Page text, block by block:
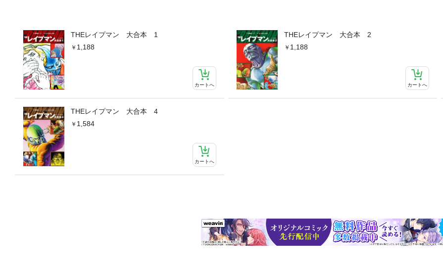
THEレイプマン 大合本 1
1,188
カートへ
THEレイプマン 大合本 2
1,188
カートへ
THEレイプマン 大合本 4
1,584
カートへ